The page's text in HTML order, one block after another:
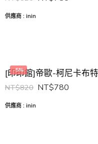
供應商 : inin
-5%
[印印館]帝歐-柯尼卡布
NT$820 NT$780
供應商 : inin